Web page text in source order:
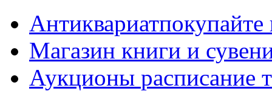
Антиквариатпокупайте
Магазин книги и
Аукционы расписание